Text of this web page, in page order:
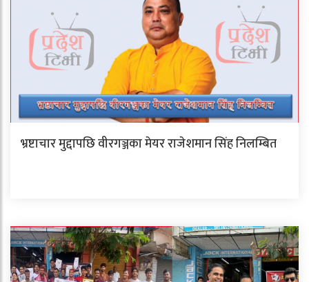
भ्रष्टाचार मुद्दापछि वीरगञ्जका मेयर राजेशमान सिंह निलम्बित